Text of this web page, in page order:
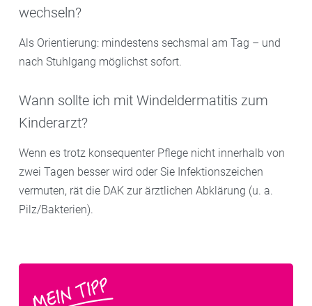
wechseln?
Als Orientierung: mindestens sechsmal am Tag – und
nach Stuhlgang möglichst sofort.
Wann sollte ich mit Windeldermatitis zum
Kinderarzt?
Wenn es trotz konsequenter Pflege nicht innerhalb von
zwei Tagen besser wird oder Sie Infektionszeichen
vermuten, rät die DAK zur ärztlichen Abklärung (u. a.
Pilz/Bakterien).